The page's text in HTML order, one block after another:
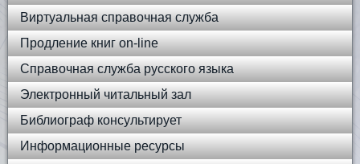
Виртуальная справочная служба
Продление книг on-line
Справочная служба русского языка
Электронный читальный зал
Библиограф консультирует
Информационные ресурсы